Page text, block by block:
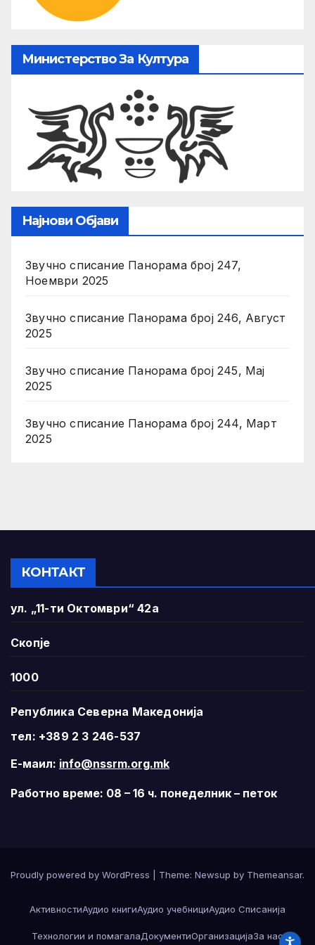
Министерство За Култура
Најнови Објави
Звучно списание Панорама број 247,
Ноември 2025
Звучно списание Панорама број 246, Август
2025
Звучно списание Панорама број 245, Мај
2025
Звучно списание Панорама број 244, Март
2025
КОНТАКТ
ул. „11-ти Октомври“ 42а
Скопје
1000
Република Северна Македонија
тел: +389 2 3 246-537
Е-маил: info@nssrm.org.mk
Работно време: 08 – 16 ч. понеделник – петок
Proudly powered by WordPress Theme: Newsup by Themeansar.
АктивностиАудио книгиАудио учебнициАудио Списанија
Технологии и помагалаДокументиОрганизацијаЗа нас